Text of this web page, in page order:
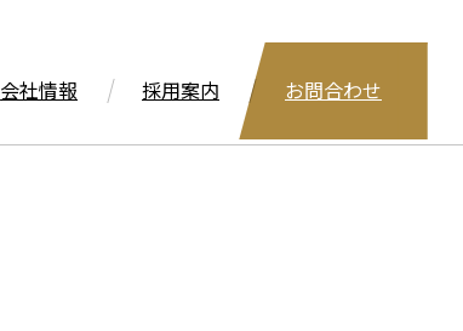
会社情報 採用案内 お問合わせ